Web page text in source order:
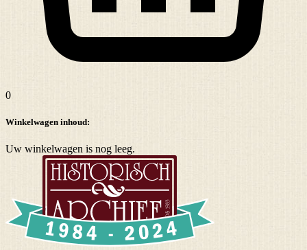
0
Winkelwagen inhoud:
Uw winkelwagen is nog leeg.